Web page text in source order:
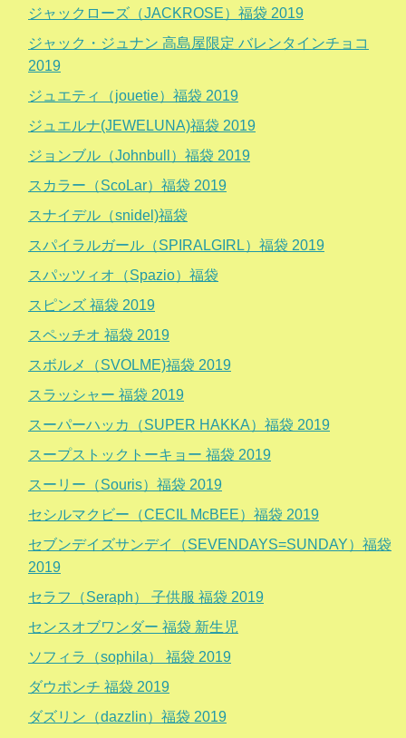
ジャックローズ（JACKROSE）福袋 2019
ジャック・ジュナン 高島屋限定 バレンタインチョコ
2019
ジュエティ（jouetie）福袋 2019
ジュエルナ(JEWELUNA)福袋 2019
ジョンブル（Johnbull）福袋 2019
スカラー（ScoLar）福袋 2019
スナイデル（snidel)福袋
スパイラルガール（SPIRALGIRL）福袋 2019
スパッツィオ（Spazio）福袋
スピンズ 福袋 2019
スペッチオ 福袋 2019
スボルメ（SVOLME)福袋 2019
スラッシャー 福袋 2019
スーパーハッカ（SUPER HAKKA）福袋 2019
スープストックトーキョー 福袋 2019
スーリー（Souris）福袋 2019
セシルマクビー（CECIL McBEE）福袋 2019
セブンデイズサンデイ（SEVENDAYS=SUNDAY）福袋
2019
セラフ（Seraph） 子供服 福袋 2019
センスオブワンダー 福袋 新生児
ソフィラ（sophila） 福袋 2019
ダウポンチ 福袋 2019
ダズリン（dazzlin）福袋 2019